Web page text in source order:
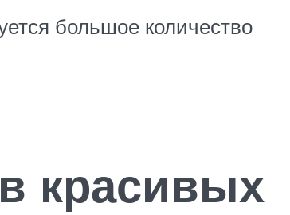
большое количество
красивых